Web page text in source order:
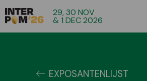
29, 30 NOV
& 1 DEC 2026
EXPOSANTENLIJST